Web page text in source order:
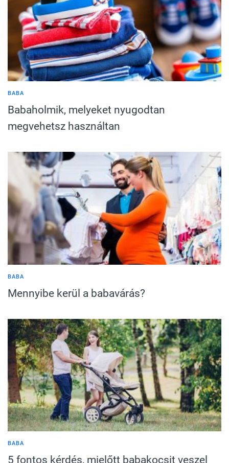
BABA
Babaholmik, melyeket nyugodtan
megvehetsz használtan
BABA
Mennyibe kerül a babavárás?
BABA
5 fontos kérdés, mielőtt babakocsit veszel